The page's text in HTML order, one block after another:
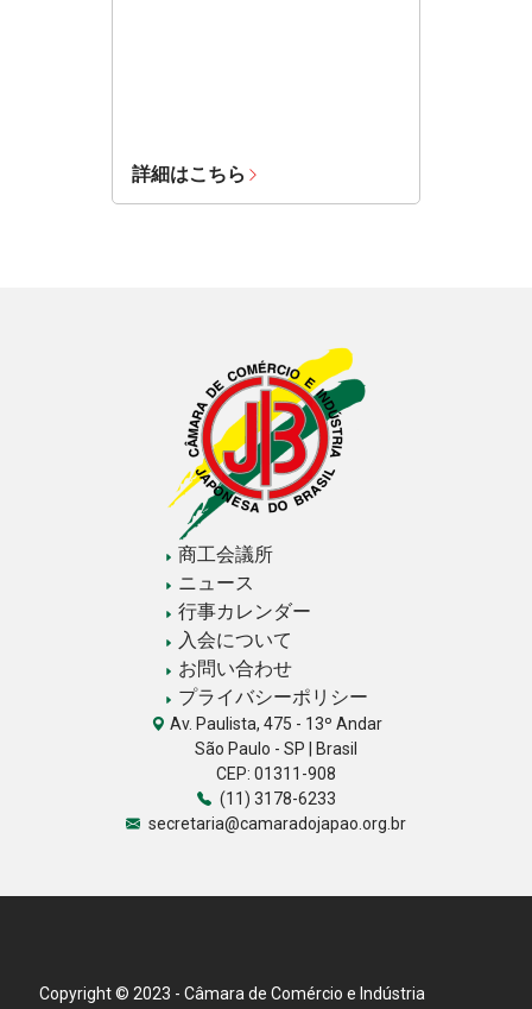
詳細はこちら
商工会議所
ニュース
行事カレンダー
入会について
お問い合わせ
プライバシーポリシー
Av. Paulista, 475 - 13º Andar
São Paulo - SP | Brasil
CEP: 01311-908
(11) 3178-6233
secretaria@camaradojapao.org.br
Copyright © 2023 - Câmara de Comércio e Indústria